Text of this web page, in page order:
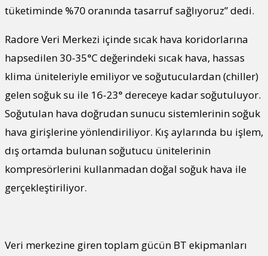
tüketiminde %70 oranında tasarruf sağlıyoruz” dedi.
Radore Veri Merkezi içinde sıcak hava koridorlarına
hapsedilen 30-35°C değerindeki sıcak hava, hassas
klima üniteleriyle emiliyor ve soğutuculardan (chiller)
gelen soğuk su ile 16-23° dereceye kadar soğutuluyor.
Soğutulan hava doğrudan sunucu sistemlerinin soğuk
hava girişlerine yönlendiriliyor. Kış aylarında bu işlem,
dış ortamda bulunan soğutucu ünitelerinin
kompresörlerini kullanmadan doğal soğuk hava ile
gerçekleştiriliyor.
Veri merkezine giren toplam gücün BT ekipmanları